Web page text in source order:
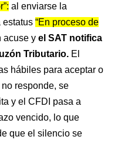
al enviarse la
estatus “En proceso de
acuse y el SAT notifica
Tributario. El
hábiles para aceptar o
responde, se
y el CFDI pasa a
vencido, lo que
que el silencio se